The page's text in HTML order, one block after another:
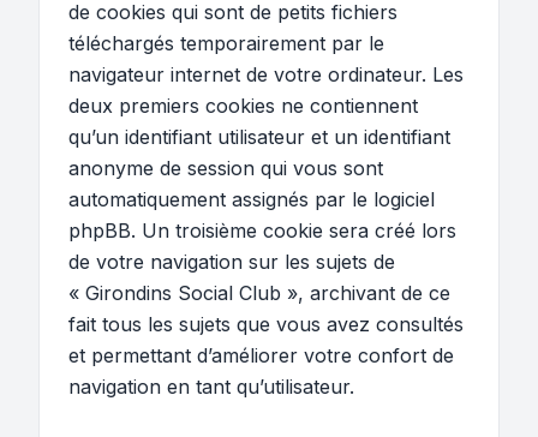
de cookies qui sont de petits fichiers
téléchargés temporairement par le
navigateur internet de votre ordinateur. Les
deux premiers cookies ne contiennent
qu’un identifiant utilisateur et un identifiant
anonyme de session qui vous sont
automatiquement assignés par le logiciel
phpBB. Un troisième cookie sera créé lors
de votre navigation sur les sujets de
« Girondins Social Club », archivant de ce
fait tous les sujets que vous avez consultés
et permettant d’améliorer votre confort de
navigation en tant qu’utilisateur.